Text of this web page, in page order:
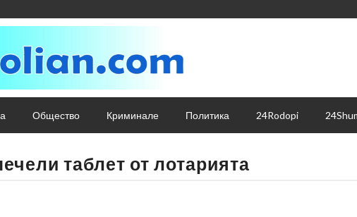
Общество Криминале Политика 24Rodopi
таблет от лотарията